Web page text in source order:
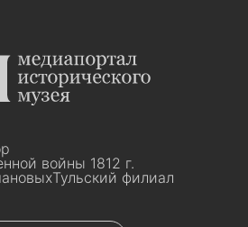
войны 1812 г.
Тульский филиал